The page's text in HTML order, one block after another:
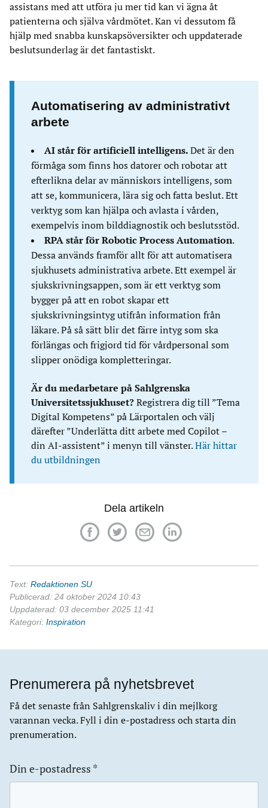
assistans med att utföra ju mer tid kan vi ägna åt
patienterna och själva vårdmötet. Kan vi dessutom få
hjälp med snabba kunskapsöversikter och uppdaterade
beslutsunderlag är det fantastiskt.
Automatisering av administrativt
arbete
AI står för artificiell intelligens. Det är den
förmåga som finns hos datorer och robotar att
efterlikna delar av människors intelligens, som
att se, kommunicera, lära sig och fatta beslut. Ett
verktyg som kan hjälpa och avlasta i vården,
exempelvis inom bilddiagnostik och beslutsstöd.
RPA står för Robotic Process Automation.
Dessa används framför allt för att automatisera
sjukhusets administrativa arbete. Ett exempel är
sjukskrivningsappen, som är ett verktyg som
bygger på att en robot skapar ett
sjukskrivningsintyg utifrån information från
läkare. På så sätt blir det färre intyg som ska
förlängas och frigjord tid för vårdpersonal som
slipper onödiga kompletteringar.
Är du medarbetare på Sahlgrenska
Universitetssjukhuset? Registrera dig till ”Tema
Digital Kompetens” på Lärportalen och välj
därefter ”Underlätta ditt arbete med Copilot –
din AI-assistent” i menyn till vänster.Här hittar
du utbildningen
Dela artikeln
Text: Redaktionen SU
Publicerad: 24 oktober 2024 10:43
Uppdaterad: 03 december 2025 11:41
Kategori: Inspiration
Prenumerera på nyhetsbrevet
Få det senaste från Sahlgrenskaliv i din mejlkorg
varannan vecka. Fyll i din e-postadress och starta din
prenumeration.
Din e-postadress *